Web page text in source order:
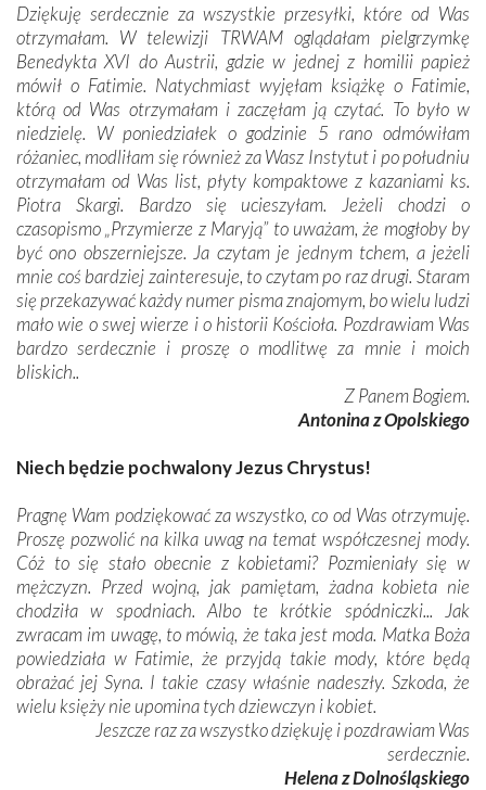
Dziękuję serdecznie za wszystkie przesyłki, które od Was
otrzymałam. W telewizji TRWAM oglądałam pielgrzymkę
Benedykta XVI do Austrii, gdzie w jednej z homilii papież
mówił o Fatimie. Natychmiast wyjęłam książkę o Fatimie,
którą od Was otrzymałam i zaczęłam ją czytać. To było w
niedzielę. W poniedziałek o godzinie 5 rano odmówiłam
różaniec, modliłam się również za Wasz Instytut i po południu
otrzymałam od Was list, płyty kompaktowe z kazaniami ks.
Piotra Skargi. Bardzo się ucieszyłam. Jeżeli chodzi o
czasopismo „Przymierze z Maryją” to uważam, że mogłoby by
być ono obszerniejsze. Ja czytam je jednym tchem, a jeżeli
mnie coś bardziej zainteresuje, to czytam po raz drugi. Staram
się przekazywać każdy numer pisma znajomym, bo wielu ludzi
mało wie o swej wierze i o historii Kościoła. Pozdrawiam Was
bardzo serdecznie i proszę o modlitwę za mnie i moich
bliskich..
Z Panem Bogiem.
Antonina z Opolskiego
Niech będzie pochwalony Jezus Chrystus!
Pragnę Wam podziękować za wszystko, co od Was otrzymuję.
Proszę pozwolić na kilka uwag na temat współczesnej mody.
Cóż to się stało obecnie z kobietami? Pozmieniały się w
mężczyzn. Przed wojną, jak pamiętam, żadna kobieta nie
chodziła w spodniach. Albo te krótkie spódniczki... Jak
zwracam im uwagę, to mówią, że taka jest moda. Matka Boża
powiedziała w Fatimie, że przyjdą takie mody, które będą
obrażać jej Syna. I takie czasy właśnie nadeszły. Szkoda, że
wielu księży nie upomina tych dziewczyn i kobiet.
Jeszcze raz za wszystko dziękuję i pozdrawiam Was
serdecznie.
Helena z Dolnośląskiego